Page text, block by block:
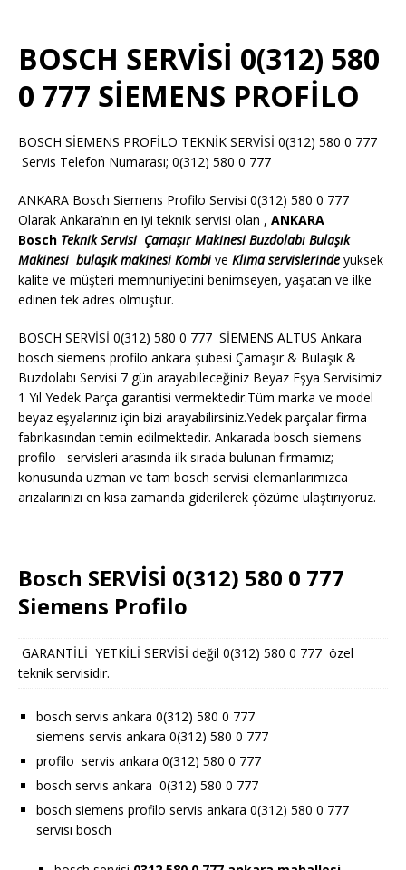
BOSCH SERVİSİ 0(312) 580
0 777 SİEMENS PROFİLO
BOSCH SİEMENS PROFİLO TEKNİK SERVİSİ 0(312) 580 0 777
Servis Telefon Numarası; 0(312) 580 0 777
ANKARA Bosch Siemens Profilo Servisi 0(312) 580 0 777
Olarak Ankara’nın en iyi teknik servisi olan , ANKARA
Bosch Teknik Servisi Çamaşır MakinesiBuzdolabı Bulaşık
Makinesi bulaşık makinesiKombive Klima servislerinde yüksek
kalite ve müşteri memnuniyetini benimseyen, yaşatan ve ilke
edinen tek adres olmuştur.
BOSCH SERVİSİ 0(312) 580 0 777 SİEMENS ALTUS Ankara
bosch siemens profilo ankara şubesi Çamaşır & Bulaşık &
Buzdolabı Servisi 7 gün arayabileceğiniz Beyaz Eşya Servisimiz
1 Yıl Yedek Parça garantisi vermektedir.Tüm marka ve model
beyaz eşyalarınız için bizi arayabilirsiniz.Yedek parçalar firma
fabrikasından temin edilmektedir. Ankarada bosch siemens
profilo servisleri arasında ilk sırada bulunan firmamız;
konusunda uzman ve tam bosch servisi elemanlarımızca
arızalarınızı en kısa zamanda giderilerek çözüme ulaştırıyoruz.
Bosch SERVİSİ 0(312) 580 0 777
Siemens Profilo
GARANTİLİ YETKİLİ SERVİSİ değil 0(312) 580 0 777 özel
teknik servisidir.
bosch servis ankara 0(312) 580 0 777
siemens servis ankara 0(312) 580 0 777
profilo servis ankara 0(312) 580 0 777
bosch servis ankara 0(312) 580 0 777
bosch siemens profilo servis ankara 0(312) 580 0 777
servisi bosch